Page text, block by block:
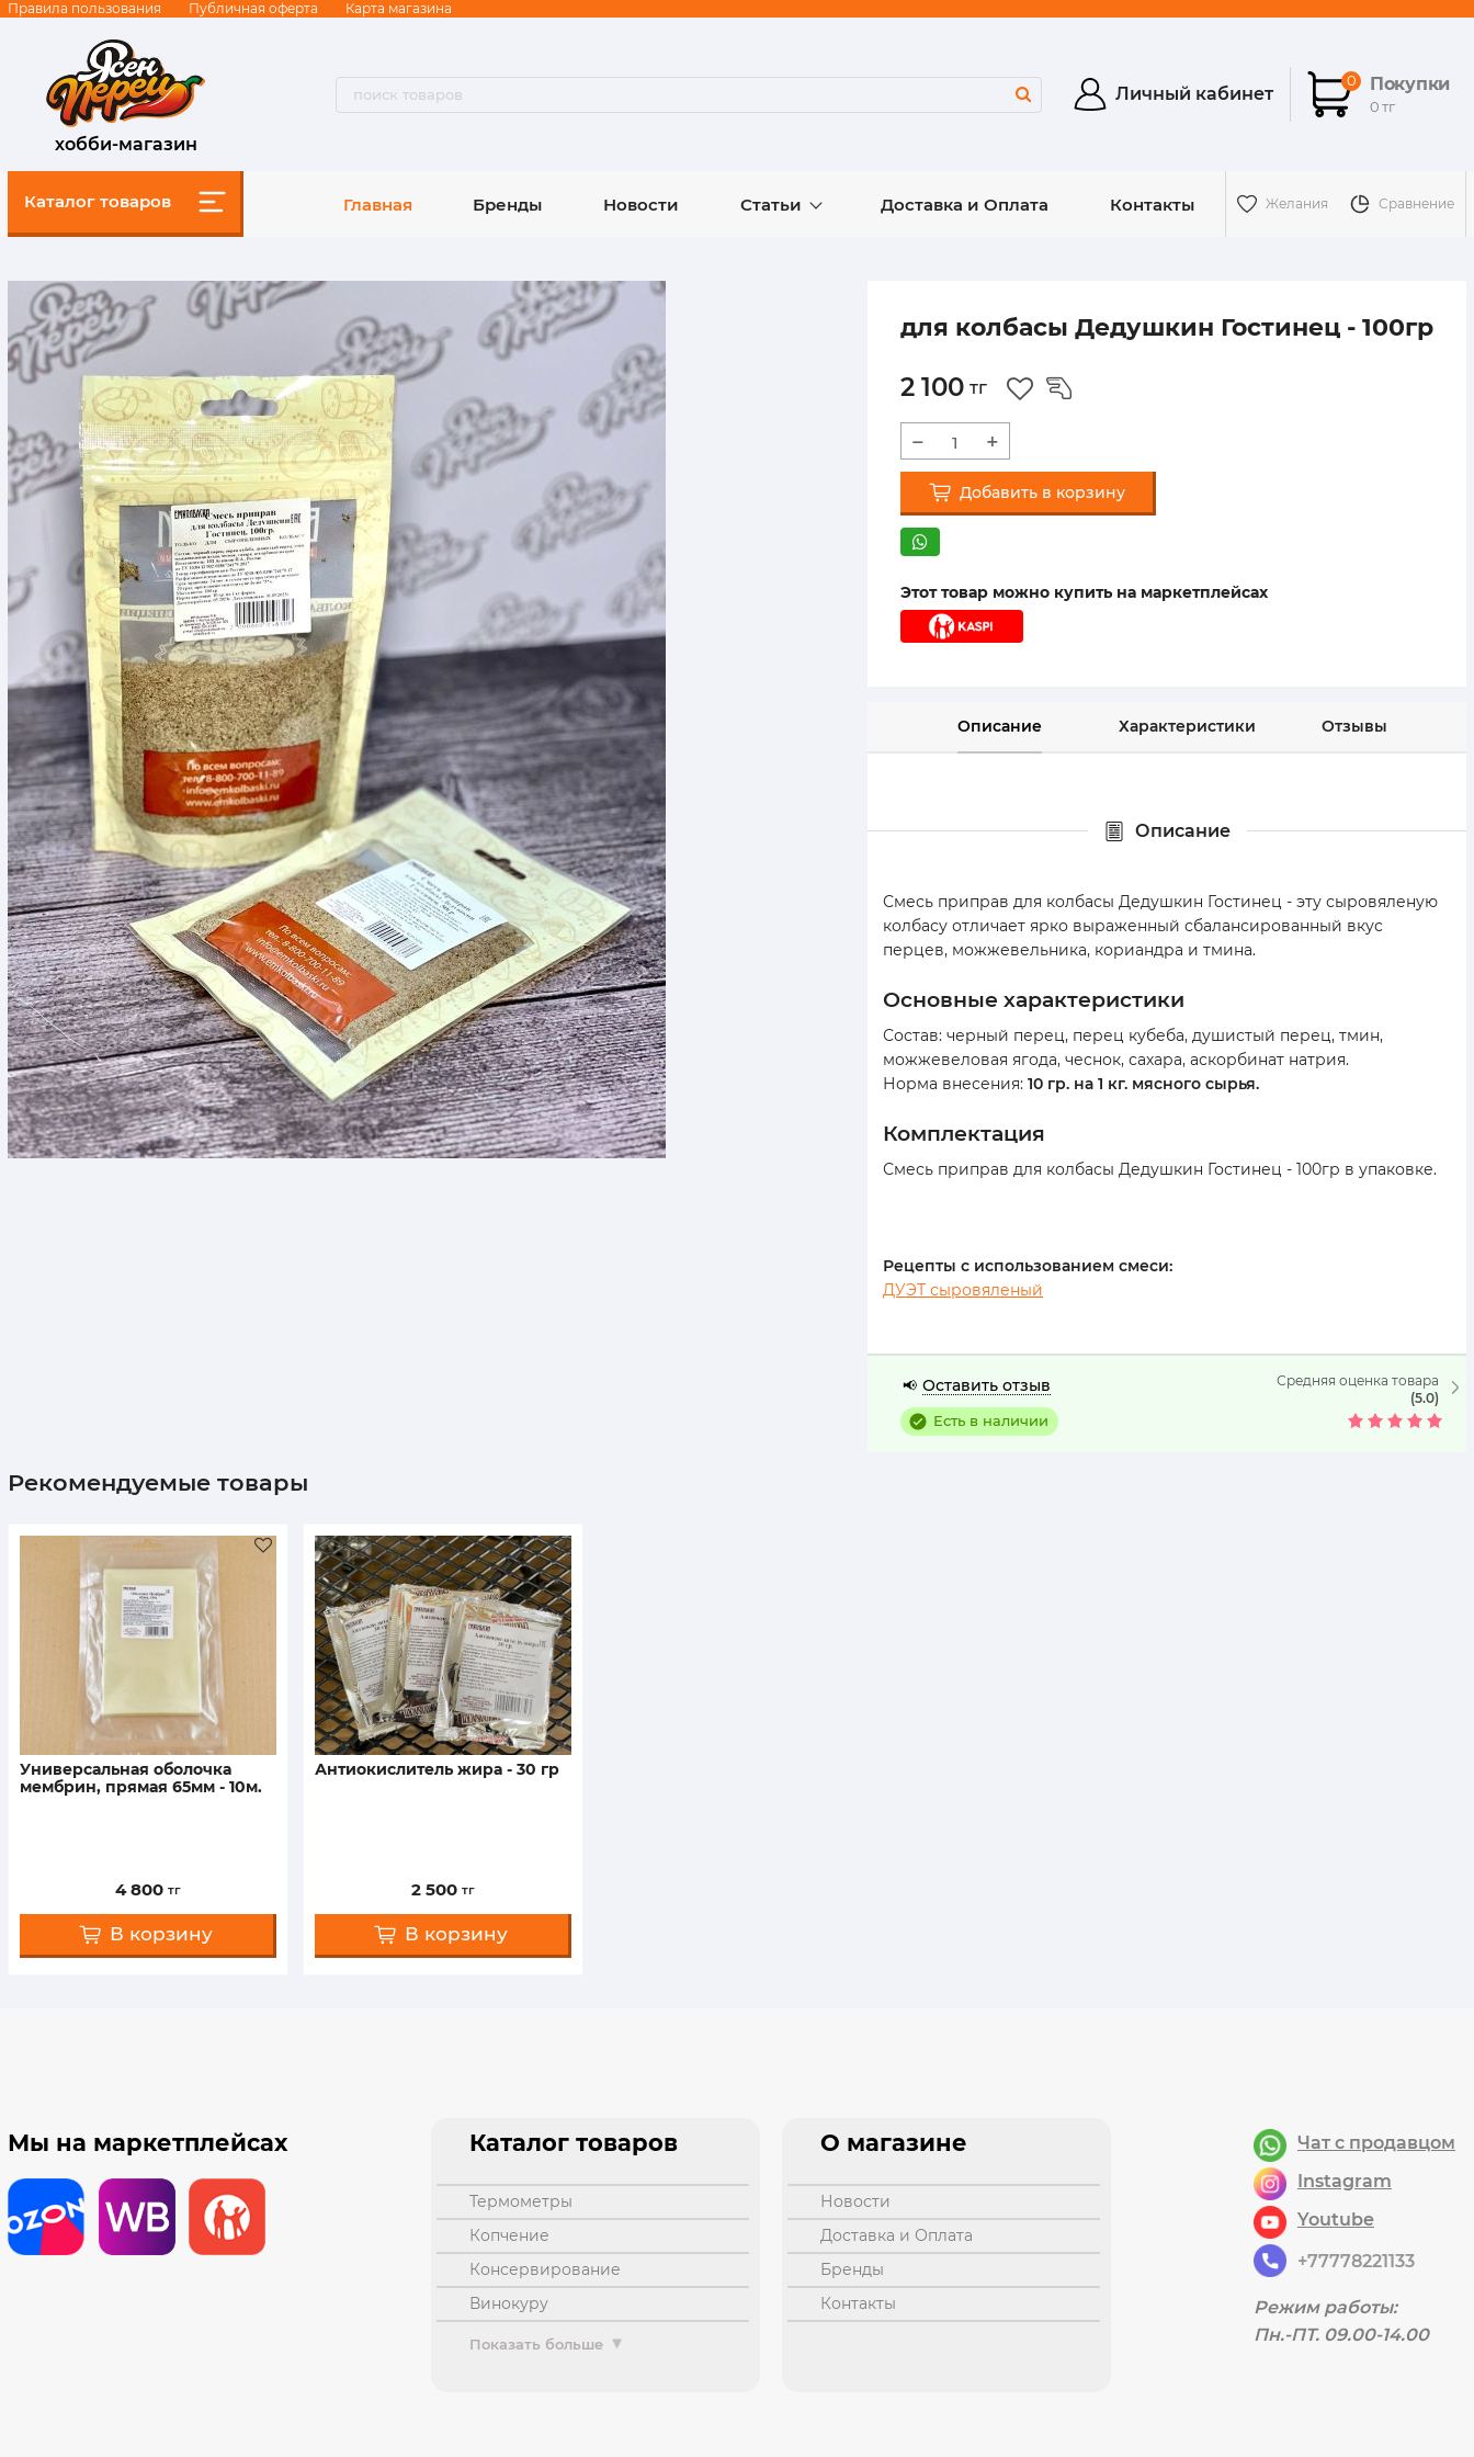
Правила пользования Публичная оферта Карта магазина
хобби-магазин
Личный кабинет
0 Покупки
0 тг
Каталог товаров Главная Бренды Новости Статьи Доставка и Оплата Контакты Желания Сравнение
для колбасы Дедушкин Гостинец - 100гр
2 100 тг
− +
Добавить в корзину
Этот товар можно купить на маркетплейсах
Описание Характеристики Отзывы
Описание
Смесь приправ для колбасы Дедушкин Гостинец - эту сыровяленую
колбасу отличает ярко выраженный сбалансированный вкус
перцев, можжевельника, кориандра и тмина.
основные характеристики
Состав: черный перец, перец кубеба, душистый перец, тмин,
можжевеловая ягода, чеснок, сахара, аскорбинат натрия.
Норма внесения: 10 гр. на 1 кг. мясного сырья.
комплектация
Смесь приправ для колбасы Дедушкин Гостинец - 100гр в упаковке.
Рецепты с использованием смеси:
ДУЭТ сыровяленый
Средняя оценка товара
(5.0)
📢 Оставить отзыв
Есть в наличии
Рекомендуемые товары
универсальная оболочка
мембрин, прямая 65мм - 10м.
4 800 тг
В корзину
антиокислитель жира - 30 гр
2 500 тг
В корзину
Мы на маркетплейсах Каталог товаров
термометры
копчение
консервирование
винокуру
Показать больше
О магазине
Новости
Доставка и Оплата
Бренды
Контакты
Чат с продавцом
instagram
youtube
+77778221133
Режим работы:
Пн.-ПТ. 09.00-14.00